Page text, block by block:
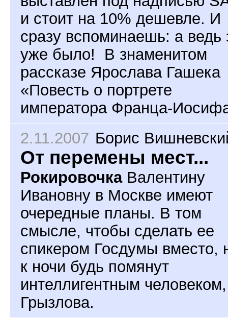
и стоит на 10% дешевле. И
сразу вспоминаешь: а ведь
уже было! В знаменитом
рассказе Ярослава Гашека
«Повесть о портрете
императора Франца-
2.11.2007 Борис
От перемены мест...
Рокировочка Валентину
Ивановну в Москве имеют
очередные планы. В том
смысле, чтобы сделать ее
спикером Госдумы вместо,
к ночи будь помянут
интеллигентным человеком,
Грызлова.